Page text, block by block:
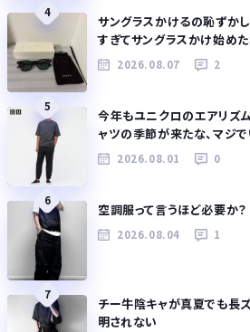
4
サングラスかけるの恥ずか
すぎてサングラスかけ始め
2026.08.07 2
5
今年もユニクロのエアリズ
ャツの季節が来たな、マジ
2026.08.01 0
6
空調服って言うほど必要か？
2026.08.04 1
7
チー牛陰キャが真夏でも長
明されない